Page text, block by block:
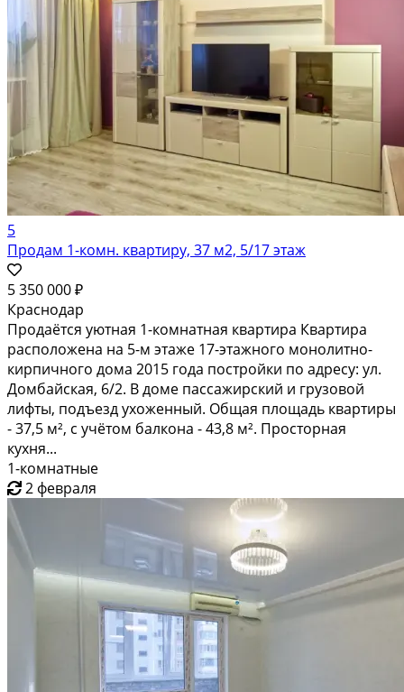
5
Продам 1-комн. квартиру, 37 м2, 5/17 этаж
5 350 000 ₽
Краснодар
Продаётся уютная 1-комнатная квартира Квартира
расположена на 5-м этаже 17-этажного монолитно-
кирпичного дома 2015 года постройки по адресу: ул.
Домбайская, 6/2. В доме пассажирский и грузовой
лифты, подъезд ухоженный. Общая площадь квартиры
- 37,5 м², с учётом балкона - 43,8 м². Просторная
кухня...
1-комнатные
2 февраля